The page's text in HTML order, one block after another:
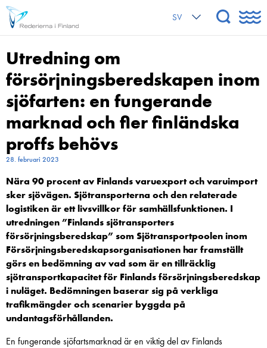
SV
Utredning om
försörjningsberedskapen inom
sjöfarten: en fungerande
marknad och fler finländska
proffs behövs
28. februari 2023
Nära 90 procent av Finlands varuexport och varuimport
sker sjövägen. Sjötransporterna och den relaterade
logistiken är ett livsvillkor för samhällsfunktionen. I
utredningen ”Finlands sjötransporters
försörjningsberedskap” som Sjötransportpoolen inom
Försörjningsberedskapsorganisationen har framställt
görs en bedömning av vad som är en tillräcklig
sjötransportkapacitet för Finlands försörjningsberedskap
i nuläget. Bedömningen baserar sig på verkliga
trafikmängder och scenarier byggda på
undantagsförhållanden.
En fungerande sjöfartsmarknad är en viktig del av Finlands